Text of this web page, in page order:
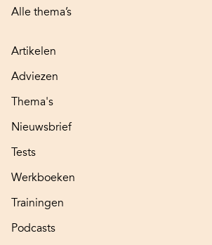
Alle thema’s
Artikelen
Adviezen
Thema's
Nieuwsbrief
Tests
Werkboeken
Trainingen
Podcasts